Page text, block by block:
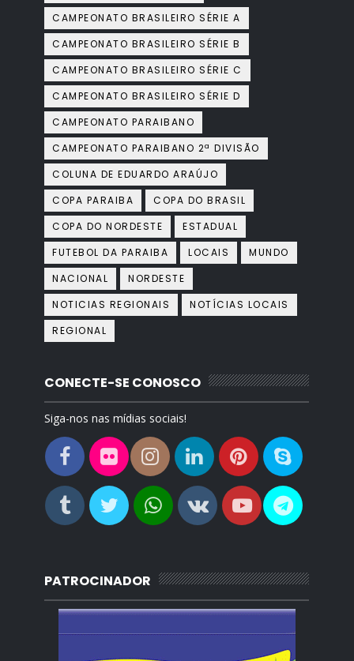
CAMPEONATO BRASILEIRO SÉRIE A
CAMPEONATO BRASILEIRO SÉRIE B
CAMPEONATO BRASILEIRO SÉRIE C
CAMPEONATO BRASILEIRO SÉRIE D
CAMPEONATO PARAIBANO
CAMPEONATO PARAIBANO 2ª DIVISÃO
COLUNA DE EDUARDO ARAÚJO
COPA PARAIBA
COPA DO BRASIL
COPA DO NORDESTE
ESTADUAL
FUTEBOL DA PARAIBA
LOCAIS
MUNDO
NACIONAL
NORDESTE
NOTICIAS REGIONAIS
NOTÍCIAS LOCAIS
REGIONAL
CONECTE-SE CONOSCO
Siga-nos nas mídias sociais!
PATROCINADOR